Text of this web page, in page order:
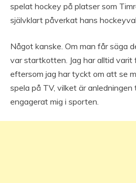
spelat hockey på platser som
självklart påverkat hans
Något kanske. Om man får säga
var startkotten. Jag har alltid varit
eftersom jag har tyckt om att se
spela på TV, vilket är anledningen
engagerat mig i sporten.